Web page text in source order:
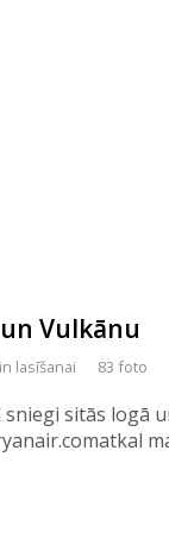
Vulkānu
lasīšanai 83 foto
sitās logā